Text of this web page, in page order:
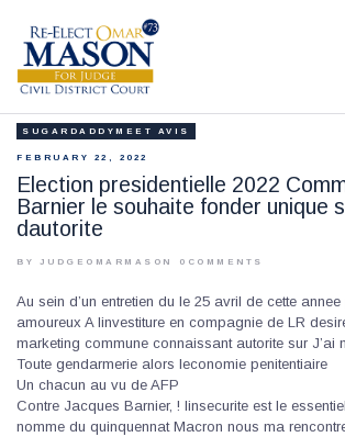
RE-ELECT OMAR MASON
HOME
BIO
CONTACT
VOLUNTEER
DONATE
SUGARDADDYMEET AVIS
FEBRUARY 22, 2022
Election presidentielle 2022
Barnier le souhaite fonder unique
dautorite
BY JUDGEOMARMASON 0 COMMENTS
Au sein d’un entretien du le 25 avril de cette
amoureux A linvestiture en compagnie de LR
marketing commune connaissant autorite sur J’ai
Toute gendarmerie alors leconomie penitentiaire
Un chacun au vu de AFP
Contre Jacques Barnier, ! linsecurite est le
nomme du quinquennat Macron nous ma